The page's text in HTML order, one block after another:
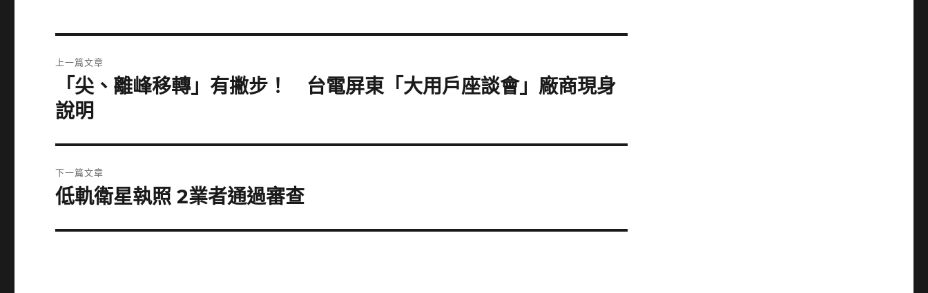
章
導
上一篇文章
一
篇
文
「尖、離峰移轉」有撇步！ 台電屏東「大用戶座談會」廠商現身
說明
下一篇文章
下
篇
低軌衛星執照 2業者通過審查